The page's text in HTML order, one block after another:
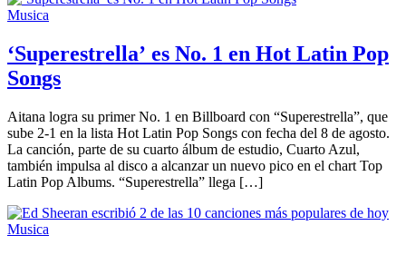
Musica
‘Superestrella’ es No. 1 en Hot Latin Pop
Songs
Aitana logra su primer No. 1 en Billboard con “Superestrella”, que
sube 2-1 en la lista Hot Latin Pop Songs con fecha del 8 de agosto.
La canción, parte de su cuarto álbum de estudio, Cuarto Azul,
también impulsa al disco a alcanzar un nuevo pico en el chart Top
Latin Pop Albums. “Superestrella” llega […]
Musica